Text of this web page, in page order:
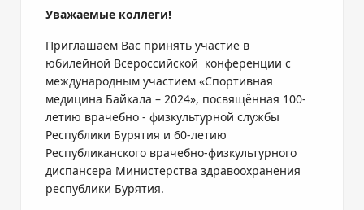
Уважаемые коллеги!
Приглашаем Вас принять участие в
юбилейной Всероссийской конференции с
международным участием «Спортивная
медицина Байкала – 2024», посвящённая 100-
летию врачебно - физкультурной службы
Республики Бурятия и 60-летию
Республиканского врачебно-физкультурного
диспансера Министерства здравоохранения
республики Бурятия.